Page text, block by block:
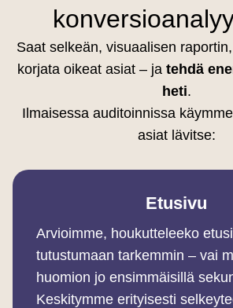
Saat selkeän, visuaalisen
korjata oikeat asiat – ja tehdä
heti.
Ilmaisessa auditoinnissa
asiat lävitse:
Etusivu
Arvioimme, houkutteleeko
tutustumaan tarkemmin – vai
huomion jo ensimmäisillä
Keskitymme erityisesti